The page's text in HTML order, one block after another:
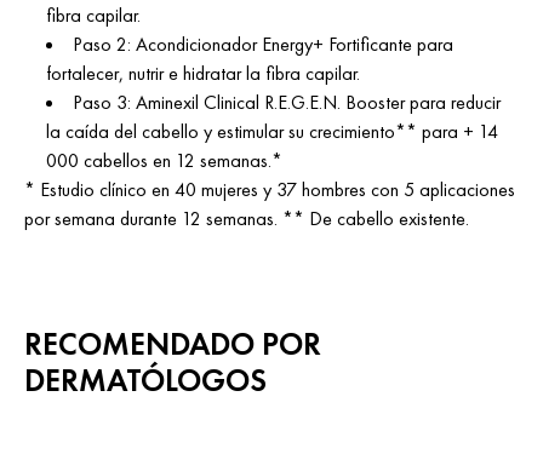
fibra capilar.
Paso 2: Acondicionador Energy+ Fortificante para
fortalecer, nutrir e hidratar la fibra capilar.
Paso 3: Aminexil Clinical R.E.G.E.N. Booster para reducir
la caída del cabello y estimular su crecimiento** para + 14
000 cabellos en 12 semanas.*
* Estudio clínico en 40 mujeres y 37 hombres con 5 aplicaciones
por semana durante 12 semanas. ** De cabello existente.
RECOMENDADO POR
DERMATÓLOGOS